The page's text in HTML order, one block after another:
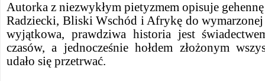
Autorka z niezwykłym pietyzmem opisuje
Radziecki, Bliski Wschód i Afrykę do
wyjątkowa, prawdziwa historia jest
czasów, a jednocześnie hołdem złożonym
udało się przetrwać.